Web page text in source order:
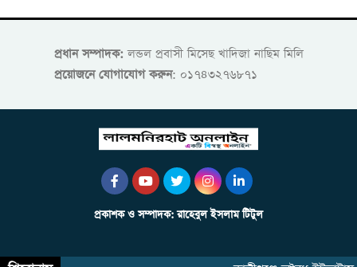
প্রধান সম্পাদক:লন্ডল প্রবাসী মিসেছ খাদিজা নাছিম মিলি
প্রয়োজনে যোগাযোগ করুন: ০১৭৪৩২৭৬৮৭১
প্রকাশক ও সম্পাদক: রাহেবুল ইসলাম টিটুল